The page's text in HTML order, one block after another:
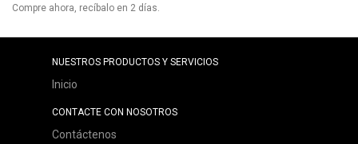
Compre ahora, recíbalo en 2 días.
NUESTROS PRODUCTOS Y SERVICIOS
Inicio
CONTACTE CON NOSOTROS
Contáctenos